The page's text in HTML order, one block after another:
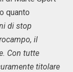
quanto
di stop
il
Con tutte
titolare